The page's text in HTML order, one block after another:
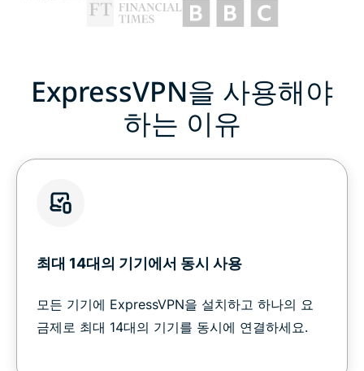
ExpressVPN을 사용해야
하는 이유
최대 14대의 기기에서 동시 사용
모든 기기에 ExpressVPN을 설치하고 하나의 요
금제로 최대 14대의 기기를 동시에 연결하세요.